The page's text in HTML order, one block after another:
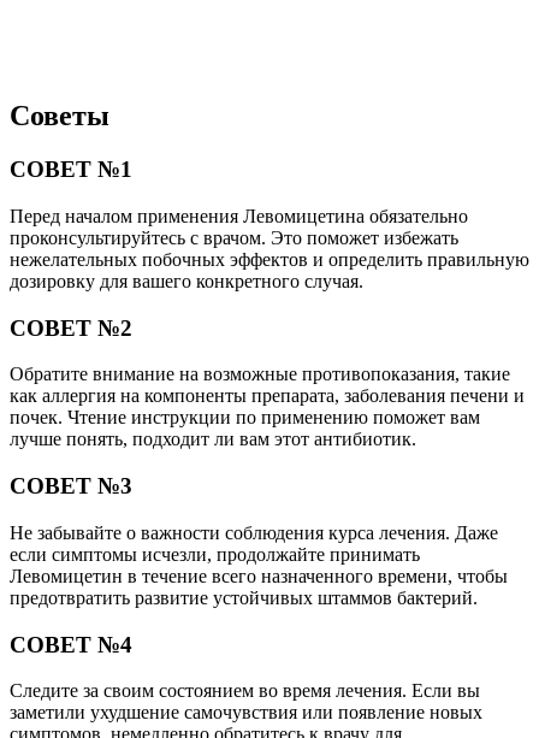
Советы
СОВЕТ №1
Перед началом применения Левомицетина обязательно
проконсультируйтесь с врачом. Это поможет избежать
нежелательных побочных эффектов и определить правильную
дозировку для вашего конкретного случая.
СОВЕТ №2
Обратите внимание на возможные противопоказания, такие
как аллергия на компоненты препарата, заболевания печени и
почек. Чтение инструкции по применению поможет вам
лучше понять, подходит ли вам этот антибиотик.
СОВЕТ №3
Не забывайте о важности соблюдения курса лечения. Даже
если симптомы исчезли, продолжайте принимать
Левомицетин в течение всего назначенного времени, чтобы
предотвратить развитие устойчивых штаммов бактерий.
СОВЕТ №4
Следите за своим состоянием во время лечения. Если вы
заметили ухудшение самочувствия или появление новых